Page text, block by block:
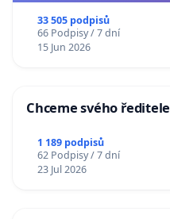
33 505 podpisů
66 Podpisy / 7 dní
15 Jun 2026
Chceme svého ředitele
1 189 podpisů
62 Podpisy / 7 dní
23 Jul 2026